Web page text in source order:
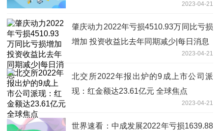
2023-04-21
肇庆动力2022年亏损4510.93万同比亏损
增加 投资收益比去年同期减少|每日消息
2023-04-21
北交所2022年报出炉的9成上市公司派
现：红金额达23.61亿元 全球焦点
2023-04-21
世界速看：中成发展2022年亏损1639.88